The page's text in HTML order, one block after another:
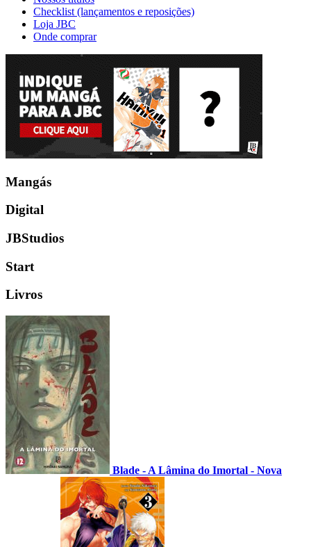
Checklist (lançamentos e reposições)
Loja JBC
Onde comprar
Mangás
Digital
JBStudios
Start
Livros
Blade - A Lâmina do Imortal - Nova